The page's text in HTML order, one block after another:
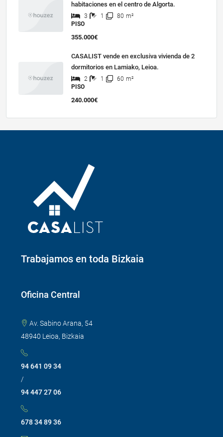
habitaciones en el centro de Algorta.
3 1 80 m²
PISO
355.000€
CASALIST vende en exclusiva vivienda de 2
dormitorios en Lamiako, Leioa.
2 1 60 m²
PISO
240.000€
Trabajamos en toda Bizkaia
Oficina Central
Av. Sabino Arana, 54
48940 Leioa, Bizkaia
94 641 09 34
/
94 447 27 06
678 34 89 36